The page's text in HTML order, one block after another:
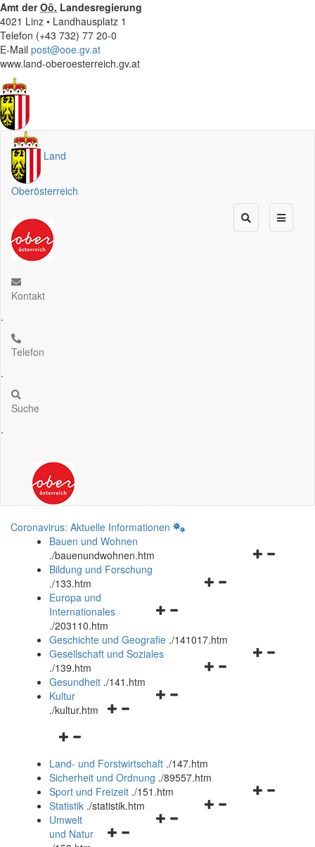
Amt derOö. Landesregierung
4021 Linz • Landhausplatz 1
Telefon (+43 732) 77 20-0
E-Mail post@ooe.gv.at
www.land-oberoesterreich.gv.at
Land
Oberösterreich
Kontakt
.
Telefon
.
Suche
.
Coronavirus: Aktuelle Informationen
Bauen und Wohnen
./bauenundwohnen.htm
Navigationsmenü
Bildung und Forschung
./133.htm
Navigationsmenü
und
schließen
Europa und
Internationales
./203110.htm
Geschichte und Geografie ./141017.htm
Navigationsmenü
Gesellschaft und Soziales
./139.htm
Navigationsmenü
Gesundheit ./141.htm
Navigationsmenü
Kultur
./kultur.htm
Navigationsmenü
und
schließen
Land- und Forstwirtschaft ./147.htm
Sicherheit und Ordnung ./89557.htm
Navigationsmenü
Sport und Freizeit ./151.htm
Navigationsmenü
Statistik ./statistik.htm
Navigationsmenü
Umwelt
und Natur